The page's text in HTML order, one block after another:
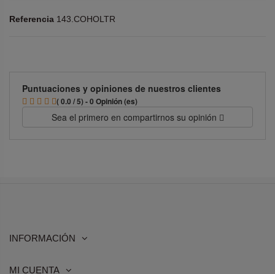
Referencia 143.COHOLTR
Puntuaciones y opiniones de nuestros clientes
( 0.0 / 5) - 0 Opinión (es)
Sea el primero en compartirnos su opinión
INFORMACIÓN
MI CUENTA